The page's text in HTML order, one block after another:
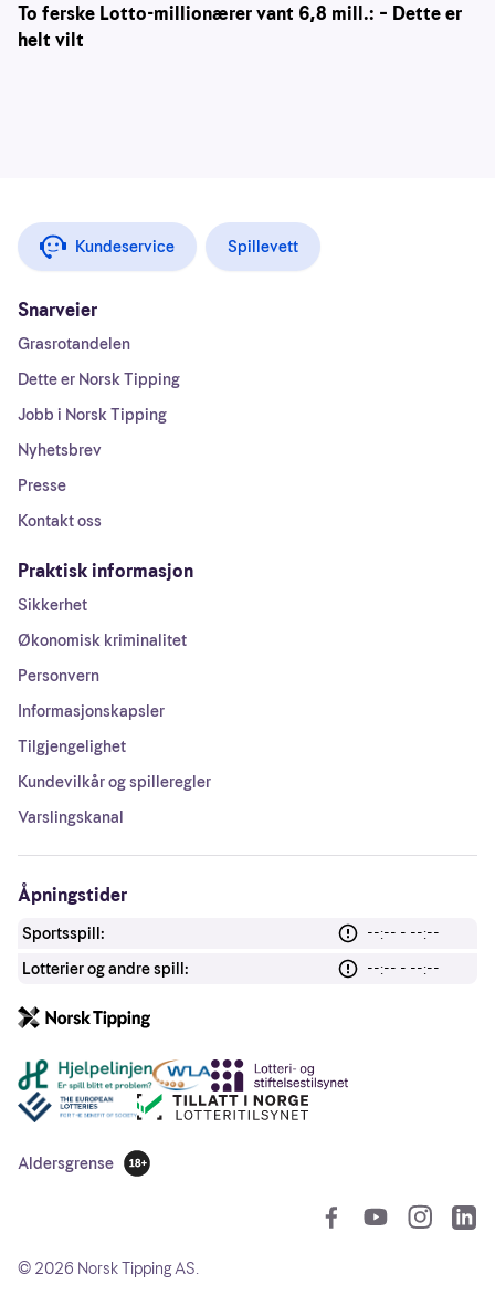
To ferske Lotto-millionærer vant 6,8 mill.: – Dette er
helt vilt
Kundeservice Spillevett
Snarveier
Grasrotandelen
Dette er Norsk Tipping
Jobb i Norsk Tipping
Nyhetsbrev
Presse
Kontakt oss
Praktisk informasjon
Sikkerhet
Økonomisk kriminalitet
Personvern
Informasjonskapsler
Tilgjengelighet
Kundevilkår og spilleregler
Varslingskanal
Åpningstider
Sportsspill:
--:-- - --:--
Lotterier og andre spill:
--:-- - --:--
Andre lenker
Aldersgrense
18 år
© 2026 Norsk Tipping AS.